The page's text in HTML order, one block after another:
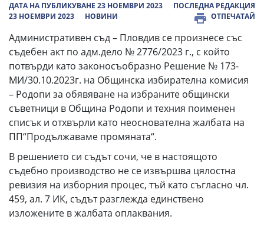
ДАТА НА ПУБЛИКУВАНЕ 23 НОЕМВРИ 2023
ПОСЛЕДНА РЕДАКЦИЯ
23 НОЕМВРИ 2023
НОВИНИ ОТПЕЧАТАЙ
Административен съд – Пловдив се произнесе със
съдебен акт по адм.дело № 2776/2023 г., с който
потвърди като законосъобразно Решение № 173-
МИ/30.10.2023г. на Общинска избирателна комисия
– Родопи за обявяване на избраните общински
съветници в Община Родопи и техния поименен
списък и отхвърли като неоснователна жалбата на
ПП“Продължаваме промяната“.
В решението си съдът сочи, че в настоящото
съдебно производство не се извършва цялостна
ревизия на изборния процес, тъй като съгласно чл.
459, ал. 7 ИК, съдът разглежда единствено
изложените в жалбата оплаквания.